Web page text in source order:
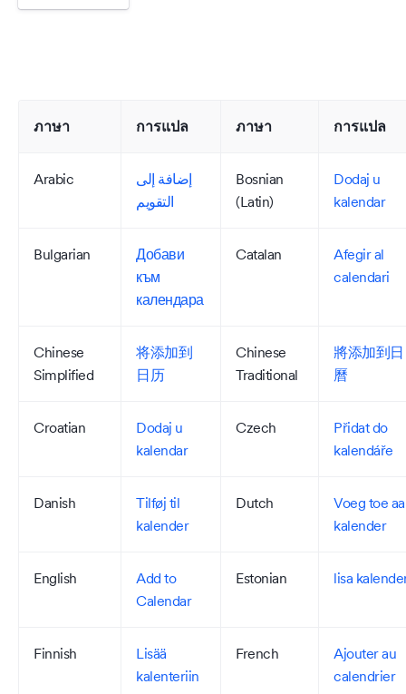
ภาษา การแปล ภาษา การแปล
Arabic
إضافة إلى
التقويم
Bosnian
(Latin)
Dodaj u
kalendar
Bulgarian
Добави
към
календара
Catalan
Afegir al
calendari
Chinese
Simplified
将添加到
日历
Chinese
Traditional
將添加到日
曆
Croatian
Dodaj u
kalendar
Czech
Přidat do
kalendáře
Danish
Tilføj til
kalender
Dutch
Voeg toe
kalender
English
Add to
Calendar
Estonian lisa
Finnish
Lisää
kalenteriin
French
Ajouter au
calendrier